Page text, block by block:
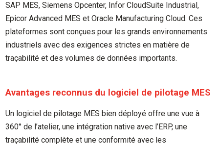
SAP MES, Siemens Opcenter, Infor CloudSuite Industrial,
Epicor Advanced MES et Oracle Manufacturing Cloud. Ces
plateformes sont conçues pour les grands environnements
industriels avec des exigences strictes en matière de
traçabilité et des volumes de données importants.
Avantages reconnus du logiciel de pilotage MES
Un logiciel de pilotage MES bien déployé offre une vue à
360° de l’atelier, une intégration native avec l’ERP, une
traçabilité complète et une conformité avec les